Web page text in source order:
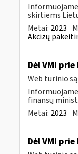
skirtiems
Metai: 2023
Akcizų
Dėl VMI
Web turinio
finansų
Metai: 2023
Dėl VMI